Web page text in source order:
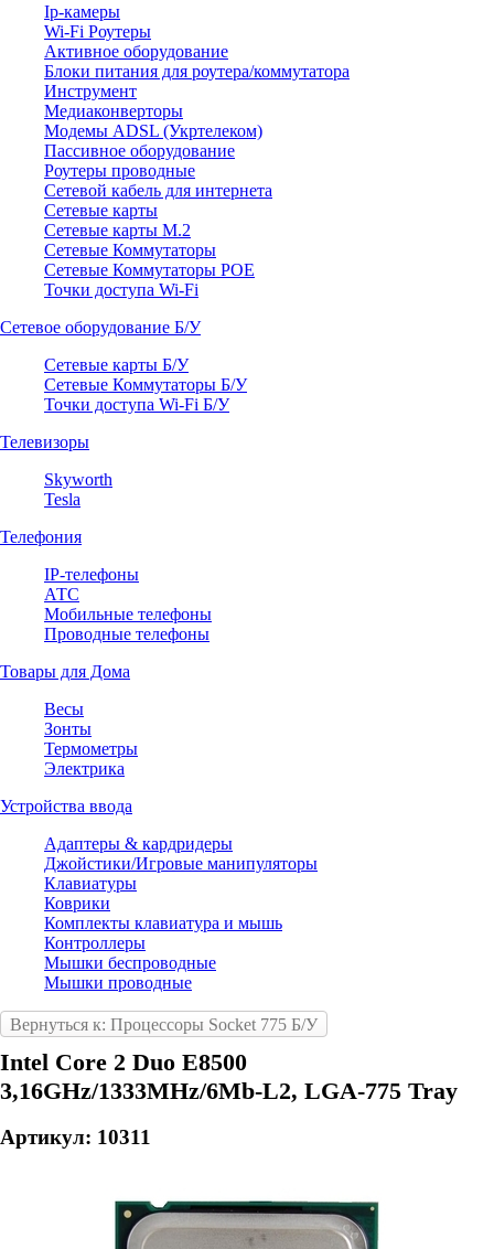
Ip-камеры
Wi-Fi Роутеры
Активное оборудование
Блоки питания для роутера/коммутатора
Инструмент
Медиаконверторы
Модемы ADSL (Укртелеком)
Пассивное оборудование
Роутеры проводные
Сетевой кабель для интернета
Сетевые карты
Сетевые карты M.2
Сетевые Коммутаторы
Сетевые Коммутаторы POE
Точки доступа Wi-Fi
Сетевое оборудование Б/У
Сетевые карты Б/У
Сетевые Коммутаторы Б/У
Точки доступа Wi-Fi Б/У
Телевизоры
Skyworth
Tesla
Телефония
IP-телефоны
АТС
Мобильные телефоны
Проводные телефоны
Товары для Дома
Весы
Зонты
Термометры
Электрика
Устройства ввода
Адаптеры & кардридеры
Джойстики/Игровые манипуляторы
Клавиатуры
Коврики
Комплекты клавиатура и мышь
Контроллеры
Мышки беспроводные
Мышки проводные
Вернуться к: Процессоры Socket 775 Б/У
Intel Core 2 Duo E8500
3,16GHz/1333MHz/6Mb-L2, LGA-775 Tray
Артикул: 10311